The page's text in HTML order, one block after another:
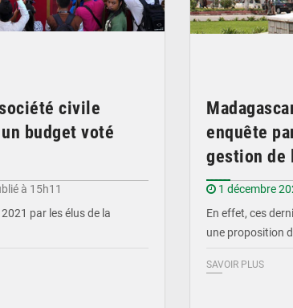
civile
budget voté
à 15h11
par les élus de la
enquête
gestion de
1 décembre
En effet, ces
une proposition
SAVOIR PLUS